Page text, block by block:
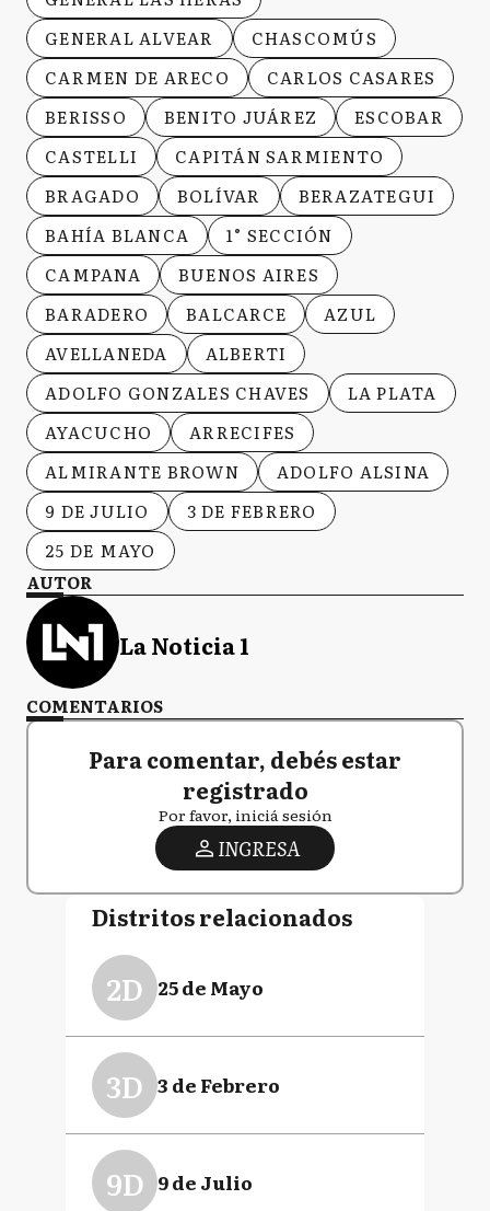
GENERAL ALVEAR
CHASCOMÚS
CARMEN DE ARECO
CARLOS CASARES
BERISSO
BENITO JUÁREZ
ESCOBAR
CASTELLI
CAPITÁN SARMIENTO
BRAGADO
BOLÍVAR
BERAZATEGUI
BAHÍA BLANCA
1° SECCIÓN
CAMPANA
BUENOS AIRES
BARADERO
BALCARCE
AZUL
AVELLANEDA
ALBERTI
ADOLFO GONZALES CHAVES
LA PLATA
AYACUCHO
ARRECIFES
ALMIRANTE BROWN
ADOLFO ALSINA
9 DE JULIO
3 DE FEBRERO
25 DE MAYO
AUTOR
La Noticia 1
COMENTARIOS
Para comentar, debés estar
registrado
Por favor, iniciá sesión
INGRESA
Distritos relacionados
2D 25 de Mayo
3D 3 de Febrero
9D 9 de Julio